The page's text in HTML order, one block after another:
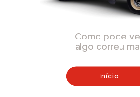
Como pode
algo correu
Início